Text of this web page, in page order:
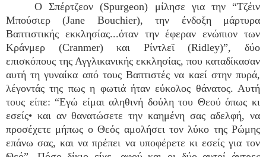
Ο Σπέρτζεον (Spurgeon) μίλησε για την “Τζέιν
Μπούσιερ (Jane Bouchier), την ένδοξη μάρτυρα
Βαπτιστικής εκκλησίας...όταν την έφεραν ενώπιον των
Κράνμερ (Cranmer) και Ρίντλεϊ (Ridley)”, δύο
επισκόπους της Αγγλικανικής εκκλησίας, που καταδίκασαν
αυτή τη γυναίκα από τους Βαπτιστές να καεί στην πυρά,
λέγοντάς της πως η φωτιά ήταν εύκολος θάνατος. Αυτή
τους είπε: “Εγώ είμαι αληθινή δούλη του Θεού όπως κι
εσείς• και αν θανατώσετε την καημένη σας αδελφή, να
προσέχετε μήπως ο Θεός αμολήσει τον λύκο της Ρώμης
επάνω σας, και να πρέπει να υποφέρετε κι εσείς για τον